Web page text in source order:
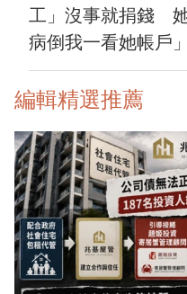
工」沒事就捐錢
病倒我一看她帳戶
編輯精選推薦